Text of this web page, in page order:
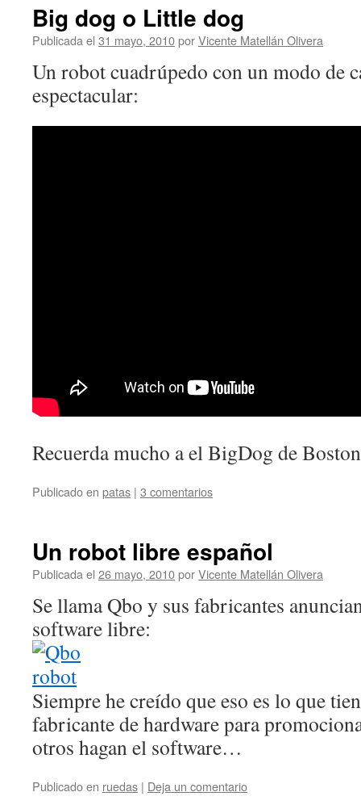
Big dog o Little dog
Publicada el 31 mayo, 2010porVicente Matellán Olivera
Un robot cuadrúpedo con un modo de
espectacular:
Recuerda mucho a el BigDog de
Publicado en patas | 3 comentarios
Un robot libre español
Publicada el 26 mayo, 2010porVicente Matellán Olivera
Se llama Qbo y sus fabricantes
software libre:
Siempre he creído que eso es lo que
fabricante de hardware para
otros hagan el software…
Publicado en ruedas | Deja un comentario